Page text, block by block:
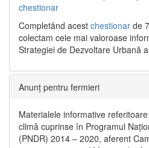
chestionar
Completând acest chestionar de
colectam cele mai valoroase
Strategiei de Dezvoltare Urbană
Anunț pentru fermieri
Materialele informative
climă cuprinse în Programul
(PNDR) 2014 – 2020, aferent